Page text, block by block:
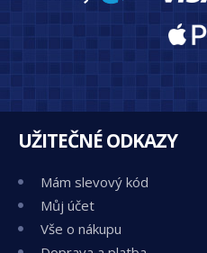
UŽITEČNÉ ODKAZY
Mám slevový kód
Můj účet
Vše o nákupu